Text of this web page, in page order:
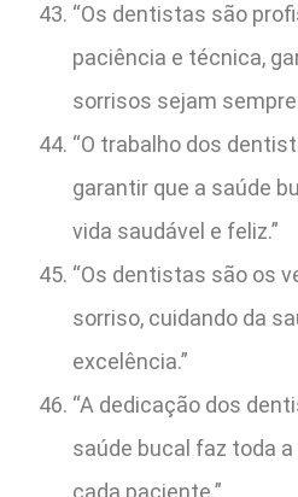
“Os dentistas são
paciência e técnica,
sorrisos sejam sempre
“O trabalho dos
garantir que a saúde
vida saudável e feliz.”
“Os dentistas são os
sorriso, cuidando da
excelência.”
“A dedicação dos
saúde bucal faz toda